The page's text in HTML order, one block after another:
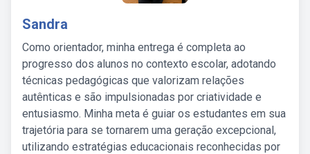
Sandra
Como orientador, minha entrega é completa ao
progresso dos alunos no contexto escolar, adotando
técnicas pedagógicas que valorizam relações
autênticas e são impulsionadas por criatividade e
entusiasmo. Minha meta é guiar os estudantes em sua
trajetória para se tornarem uma geração excepcional,
utilizando estratégias educacionais reconhecidas por